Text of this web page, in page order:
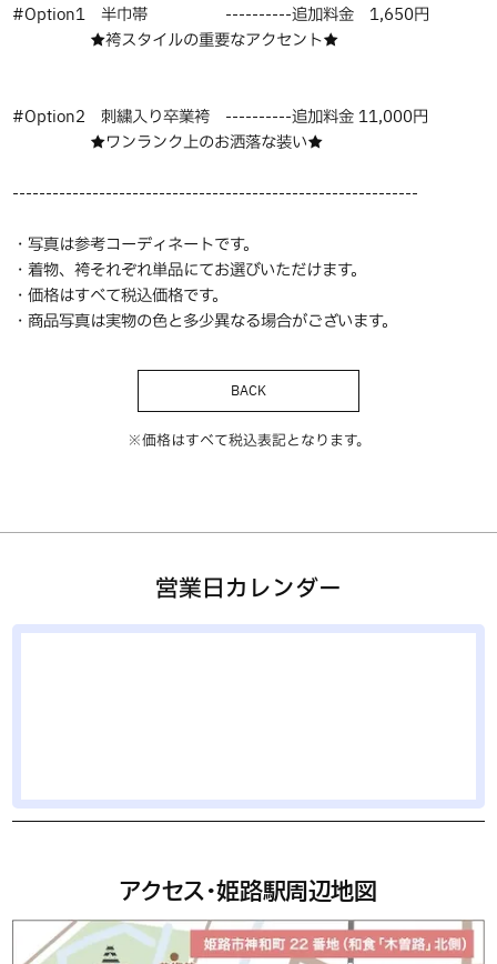
#Option1 半巾帯 ----------追加料金 1,650円
★袴スタイルの重要なアクセント★
#Option2 刺繍入り卒業袴 ----------追加料金 11,000円
★ワンランク上のお洒落な装い★
-------------------------------------------------------------
・写真は参考コーディネートです。
・着物、袴それぞれ単品にてお選びいただけます。
・価格はすべて税込価格です。
・商品写真は実物の色と多少異なる場合がございます。
BACK
※価格はすべて税込表記となります。
営業日カレンダー
アクセス・姫路駅周辺地図